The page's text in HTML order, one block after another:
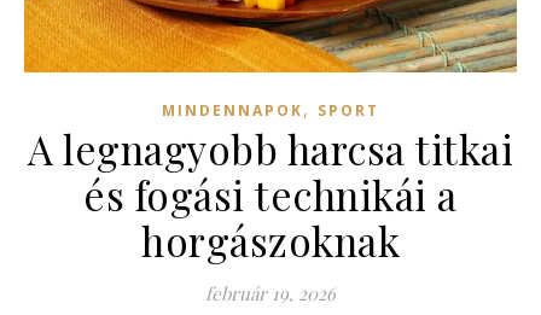
MINDENNAPOK, SPORT
A legnagyobb harcsa titkai
és fogási technikái a
horgászoknak
február 19, 2026